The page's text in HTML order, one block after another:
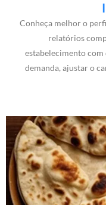
Conheça melhor o
relatórios
estabelecimento com
demanda, ajustar o